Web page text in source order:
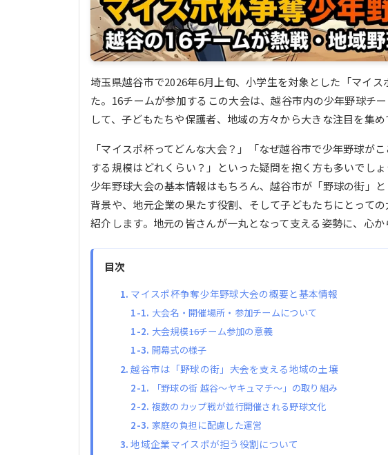
埼玉県越谷市で2026年6月上旬、小学生を対象とした「マイ
た。16チームが参加するこの大会は、越谷市内の少年野球チ
して、子どもたちや保護者、地域の方々から大きな注目を集め
「マイスポ杯ってどんな大会？」「なぜ越谷市で少年野球が
する規模はどれくらい？」といった疑問を抱く方も多いでし
少年野球大会の基本情報はもちろん、越谷市が「野球の街」
背景や、地元企業の果たす役割、そして子どもたちにとって
紹介します。地元の皆さんが一丸となって支える姿勢に、心か
目次
マイスポ杯争奪少年野球大会の概要と基本情報
大会名・開催場所・参加チームについて
大会規模――16チーム参加の意義
開幕式の様子
越谷市は「野球の街」――大会を支える地域の土壌
「野球の街 越谷〜ヤキュマチ〜」の取り組み
複数のカップ戦が並行開催される野球文化
家庭の負担に配慮した運営
地域企業マイスポが担う役割について